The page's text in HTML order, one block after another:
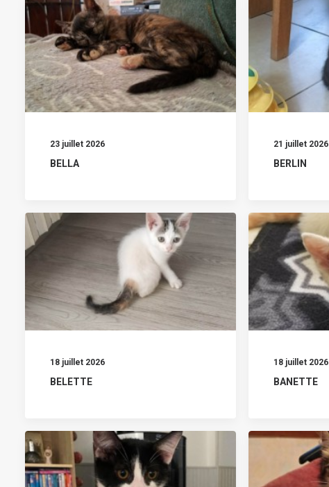
23 juillet 2026
BELLA
21 juillet 2026
BERLIN
18 juillet 2026
BELETTE
18 juillet 2026
BANETTE